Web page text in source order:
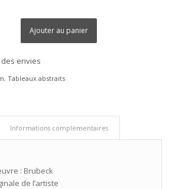
Ajouter au panier
envies
, Tableaux abstraits
Informations complémentaires
: Brubeck
de l’artiste